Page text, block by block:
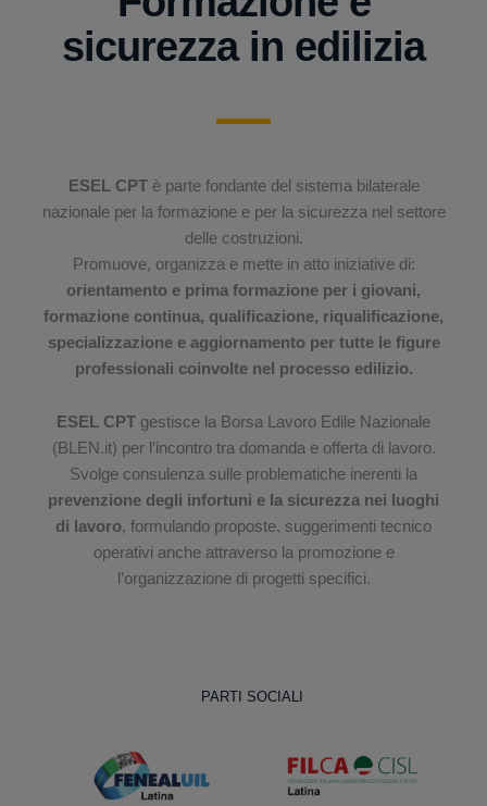
sicurezza in edilizia
ESEL CPTè parte fondante del sistema bilaterale
nazionale per la formazione e per la sicurezza nel settore
delle costruzioni.
Promuove, organizza e mette in atto iniziative di:
orientamento e prima formazione per i giovani,
formazione continua, qualificazione, riqualificazione,
specializzazione e aggiornamento per tutte le figure
professionali coinvolte nel processo edilizio.
ESEL CPT gestisce la Borsa Lavoro Edile Nazionale
(BLEN.it) per l’incontro tra domanda e offerta di lavoro.
Svolge consulenza sulle problematiche inerenti la
prevenzione degli infortuni e la sicurezza nei luoghi
di lavoro, formulando proposte, suggerimenti tecnico
operativi anche attraverso la promozione e
l’organizzazione di progetti specifici.
PARTI SOCIALI